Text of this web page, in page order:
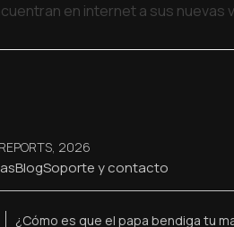
en internet a sus nuevas
2026
BlogSoporte y contacto
¿Cómo es que el papa bendiga tu